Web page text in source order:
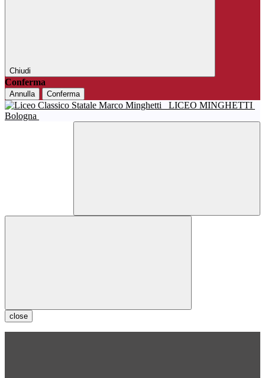
Chiudi
Conferma
Annulla Conferma
LICEO MINGHETTI
Bologna
close